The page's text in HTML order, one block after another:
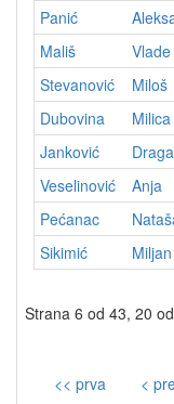
Panić
Mališ
Vlade
Stevanović
Miloš
Dubovina
Milica
Janković
Veselinović
Anja
Pećanac
Sikimić
Miljan
Strana 6 od 43, 20
<< prva <